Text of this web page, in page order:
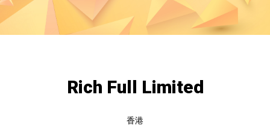
Rich Full Limited
香港